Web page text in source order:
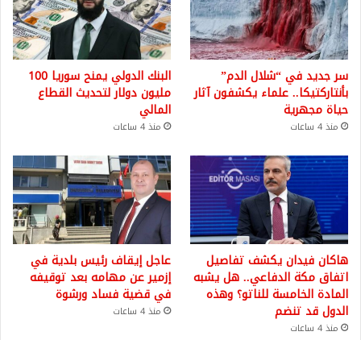
سر جديد في “شلال الدم”
بأنتاركتيكا.. علماء يكشفون آثار
حياة مجهرية
منذ 4 ساعات
البنك الدولي يمنح سوريا 100
مليون دولار لتحديث القطاع
المالي
منذ 4 ساعات
هاكان فيدان يكشف تفاصيل
اتفاق مكة الدفاعي.. هل يشبه
المادة الخامسة للناتو؟ وهذه
الدول قد تنضم
منذ 4 ساعات
عاجل إيقاف رئيس بلدية في
إزمير عن مهامه بعد توقيفه
في قضية فساد ورشوة
منذ 4 ساعات